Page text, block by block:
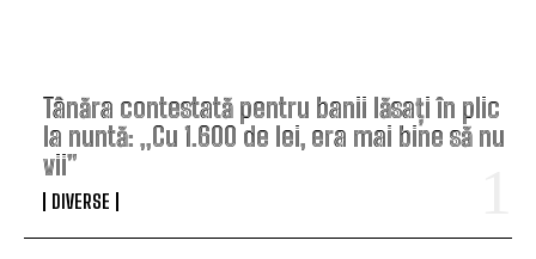
Tânăra contestată pentru banii lăsați în plic
la nuntă: „Cu 1.600 de lei, era mai bine să nu
vii”
DIVERSE